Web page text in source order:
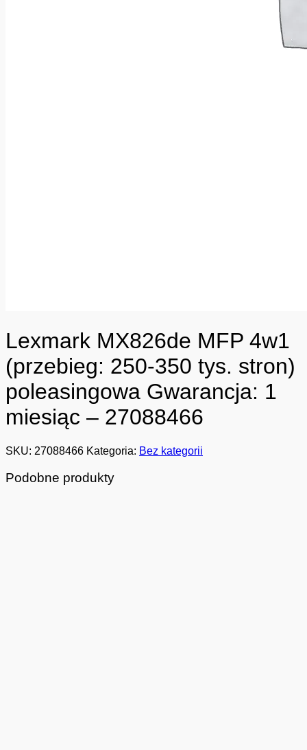
Lexmark MX826de MFP 4w1
(przebieg: 250-350 tys. stron)
poleasingowa Gwarancja: 1
miesiąc – 27088466
SKU: 27088466 Kategoria: Bez kategorii
Podobne produkty